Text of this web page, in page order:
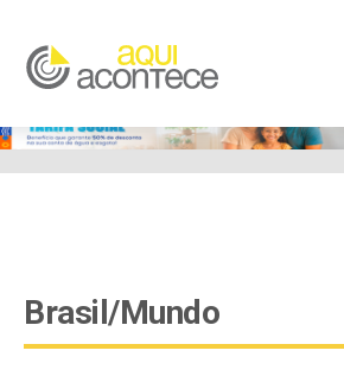
Xy8lpYSLnxw-AX8 google-site-verification:
googleb82de9a22cec23e8.html
Brasil/Mundo